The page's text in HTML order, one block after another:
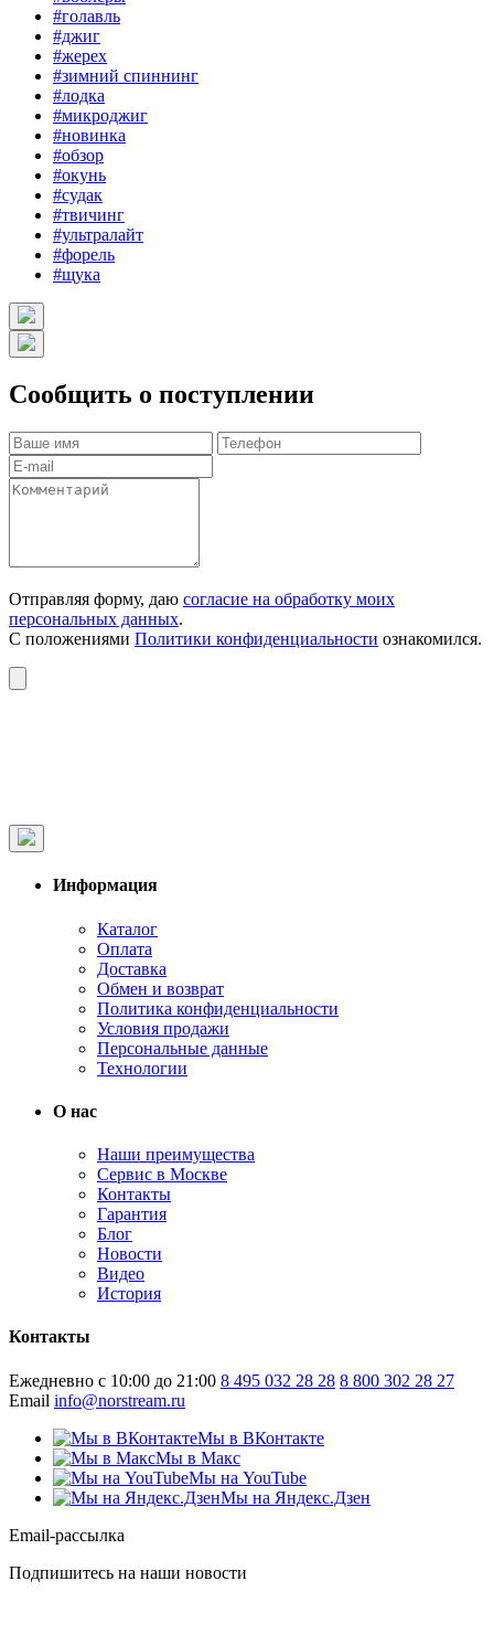
#голавль
#джиг
#жерех
#зимний спиннинг
#лодка
#микроджиг
#новинка
#обзор
#окунь
#судак
#твичинг
#ультралайт
#форель
#щука
Сообщить о поступлении
Отправляя форму, даю согласие на обработку моих
персональных данных.
С положениями Политики конфиденциальности ознакомился.
Информация
Каталог
Оплата
Доставка
Обмен и возврат
Политика конфиденциальности
Условия продажи
Персональные данные
Технологии
О нас
Наши преимущества
Сервис в Москве
Контакты
Гарантия
Блог
Новости
Видео
История
Контакты
Ежедневно с 10:00 до 21:00 8 495 032 28 28 8 800 302 28 27
Email info@norstream.ru
Мы в ВКонтакте
Мы в Макс
Мы на YouTube
Мы на Яндекс.Дзен
Email-рассылка
Подпишитесь на наши новости